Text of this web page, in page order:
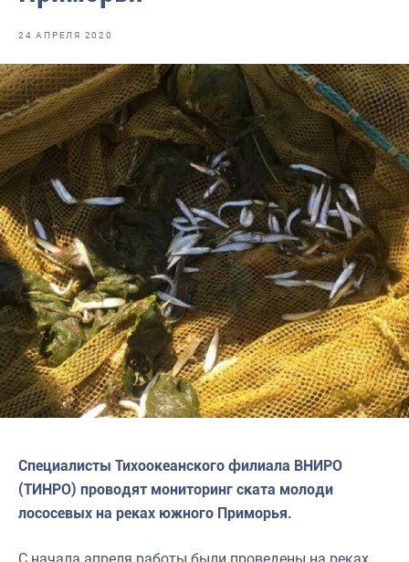
Отраслевые СМИ
Научно-практическая литература
Рыбоохрана России
Отрасль в цифрах
Инфографика
Большая африканская экспедиция
Укрепление духовно-нравственных ценностей
События в России и мире
24 АПРЕЛЯ 2020
Специалисты Тихоокеанского филиала ВНИРО
(ТИНРО) проводят мониторинг ската молоди
лососевых на реках южного Приморья.